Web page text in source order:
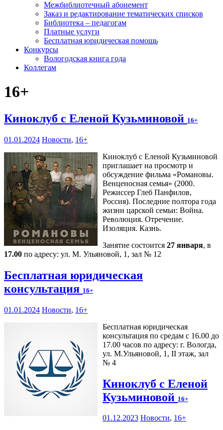
Межбиблиотечный абонемент
Заказ и редактирование тематических списков
Библиотека – педагогам
Платные услуги
Бесплатная юридическая помощь
Конкурсы
Вологодская книга года
Коллегам
16+
Киноклуб с Еленой Кузьминовой 16+
01.01.2024 Новости, 16+
Киноклуб с Еленой Кузьминовой
приглашает на просмотр и
обсуждение фильма «Романовы.
Венценосная семья» (2000.
Режиссер Глеб Панфилов,
Россия). Последние полтора года
жизни царской семьи: Война.
Революция. Отречение.
Изоляция. Казнь.
Занятие состоится 27 января, в
17.00 по адресу: ул. М. Ульяновой, 1, зал № 12
Бесплатная юридическая
консультация 16+
01.01.2024 Новости, 16+
Бесплатная юридическая
консультация по средам с 16.00 до
17.00 часов по адресу: г. Вологда,
ул. М.Ульяновой, 1, II этаж, зал
№ 4
Киноклуб с Еленой
Кузьминовой 16+
01.12.2023 Новости, 16+